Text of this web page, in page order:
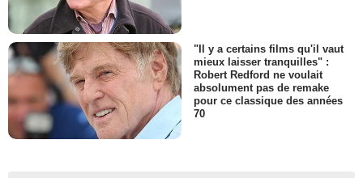
"Il y a certains films qu'il vaut
mieux laisser tranquilles" :
Robert Redford ne voulait
absolument pas de remake
pour ce classique des années
70